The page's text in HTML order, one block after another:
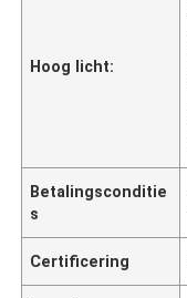
Hoog licht:
Betalingsconditie
s
Certificering